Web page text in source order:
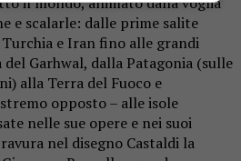
e scalarle: dalle prime salite
e Iran fino alle grandi
Garhwal, dalla Patagonia (sulle
alla Terra del Fuoco e
opposto – alle isole
nelle sue opere e nei suoi
nel disegno Castaldi la